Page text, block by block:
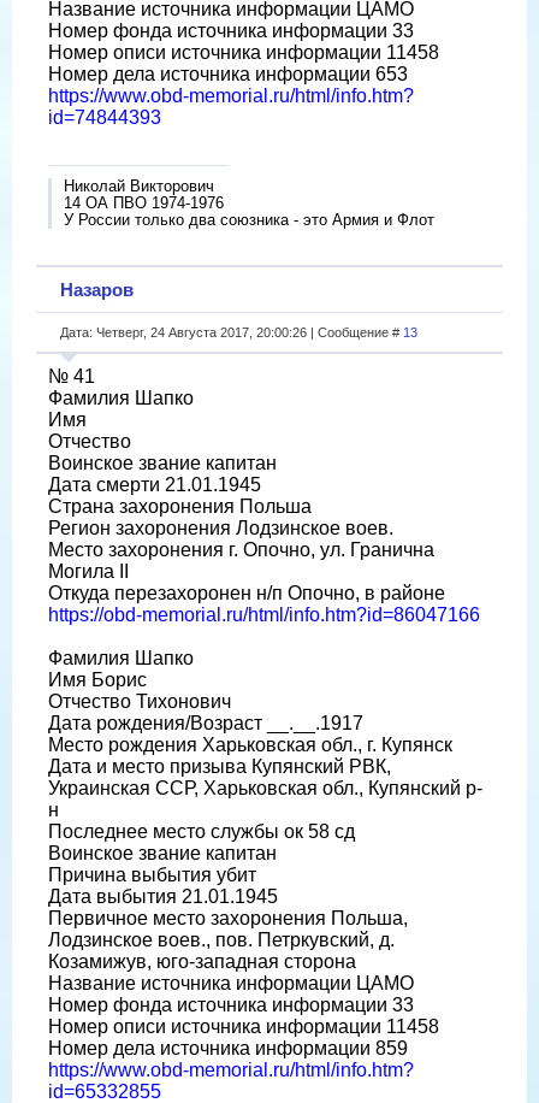
Название источника информации ЦАМО
Номер фонда источника информации 33
Номер описи источника информации 11458
Номер дела источника информации 653
https://www.obd-memorial.ru/html/info.htm?
id=74844393
Николай Викторович
14 ОА ПВО 1974-1976
У России только два союзника - это Армия и Флот
Назаров
Дата: Четверг, 24 Августа 2017, 20:00:26 | Сообщение # 13
№ 41
Фамилия Шапко
Имя
Отчество
Воинское звание капитан
Дата смерти 21.01.1945
Страна захоронения Польша
Регион захоронения Лодзинское воев.
Место захоронения г. Опочно, ул. Гранична
Могила II
Откуда перезахоронен н/п Опочно, в районе
https://obd-memorial.ru/html/info.htm?id=86047166
Фамилия Шапко
Имя Борис
Отчество Тихонович
Дата рождения/Возраст __.__.1917
Место рождения Харьковская обл., г. Купянск
Дата и место призыва Купянский РВК,
Украинская ССР, Харьковская обл., Купянский р-
н
Последнее место службы ок 58 сд
Воинское звание капитан
Причина выбытия убит
Дата выбытия 21.01.1945
Первичное место захоронения Польша,
Лодзинское воев., пов. Петркувский, д.
Козамижув, юго-западная сторона
Название источника информации ЦАМО
Номер фонда источника информации 33
Номер описи источника информации 11458
Номер дела источника информации 859
https://www.obd-memorial.ru/html/info.htm?
id=65332855